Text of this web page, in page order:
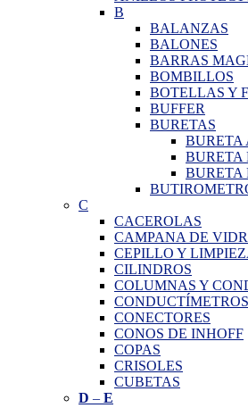
B
BALANZAS
BALONES
BARRAS
BOMBILLOS
BOTELLAS Y
BUFFER
BURETAS
BURETA
BURETA
BURETA
C
CACEROLAS
CAMPANA DE
CEPILLO Y
CILINDROS
COLUMNAS Y
CONDUCTÍMETROS
CONECTORES
CONOS DE INHOFF
COPAS
CRISOLES
CUBETAS
D – E